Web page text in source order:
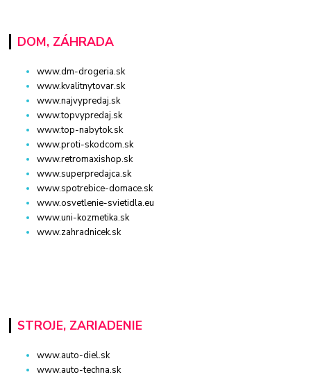
DOM, ZÁHRADA
www.dm-drogeria.sk
www.kvalitnytovar.sk
www.najvypredaj.sk
www.topvypredaj.sk
www.top-nabytok.sk
www.proti-skodcom.sk
www.retromaxishop.sk
www.superpredajca.sk
www.spotrebice-domace.sk
www.osvetlenie-svietidla.eu
www.uni-kozmetika.sk
www.zahradnicek.sk
STROJE, ZARIADENIE
www.auto-diel.sk
www.auto-techna.sk